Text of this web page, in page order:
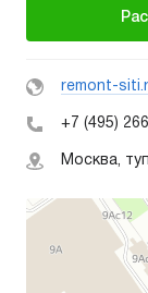
remont-
+7 (495)
Москва,